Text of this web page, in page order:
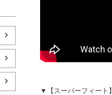
▼【スーパーフィート